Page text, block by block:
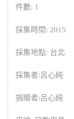
件數: 1
採集時間: 2015
採集地點: 台北
採集者:呂心純
捐贈者:呂心純